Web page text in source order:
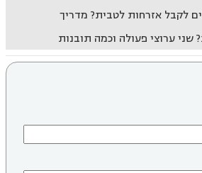
לקבל אזרחות לטבית? מדריך
שני ערוצי פעולה וכמה תובנות